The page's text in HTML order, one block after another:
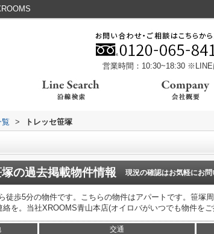
営業時間：10:30~18:30
> トレッセ笹塚
塚の過去掲載物件情報 現況の確認はお気軽にお問
徒歩5分の物件です。こちらの物件はアパートです。笹塚
を。当社XROOMS青山本店(オイロバがいつでも物件をご
交通